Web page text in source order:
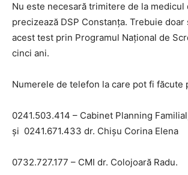
Nu este necesară trimitere de la medicul
precizează DSP Constanța. Trebuie doar
acest test prin Programul Național de
cinci ani.
Numerele de telefon la care pot fi făcute
0241.503.414 – Cabinet Planning
și 0241.671.433 dr. Chișu Corina Elena
0732.727.177 – CMI dr. Colojoară Radu.